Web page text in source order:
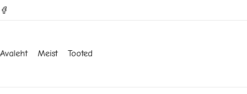
Avaleht Meist Tooted